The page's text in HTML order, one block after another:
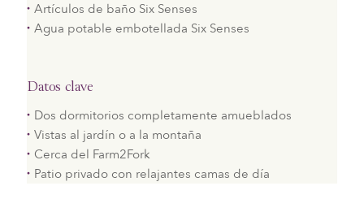
Artículos de baño Six Senses
Agua potable embotellada Six Senses
Datos clave
Dos dormitorios completamente amueblados
Vistas al jardín o a la montaña
Cerca del Farm2Fork
Patio privado con relajantes camas de día